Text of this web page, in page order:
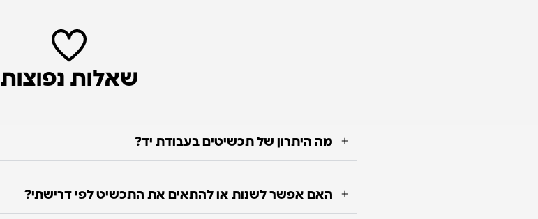
שאלות נפוצות
מה היתרון של תכשיטים בעבודת יד?
האם אפשר לשנות או להתאים את התכשיט לפי דרישתי?